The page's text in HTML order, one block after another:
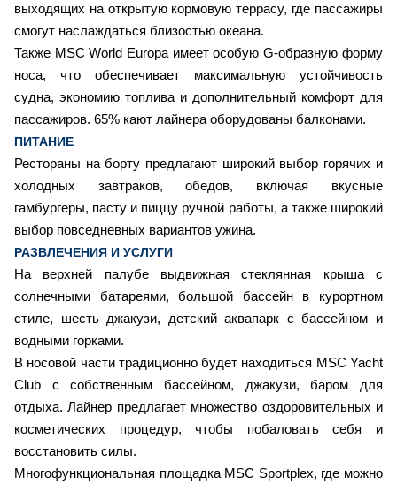
выходящих на открытую кормовую террасу, где пассажиры
смогут наслаждаться близостью океана.
Также MSC World Europa имеет особую G-образную форму
носа, что обеспечивает максимальную устойчивость
судна, экономию топлива и дополнительный комфорт для
пассажиров. 65% кают лайнера оборудованы балконами.
ПИТАНИЕ
Рестораны на борту предлагают широкий выбор горячих и
холодных завтраков, обедов, включая вкусные
гамбургеры, пасту и пиццу ручной работы, а также широкий
выбор повседневных вариантов ужина.
РАЗВЛЕЧЕНИЯ И УСЛУГИ
На верхней палубе выдвижная стеклянная крыша с
солнечными батареями, большой бассейн в курортном
стиле, шесть джакузи, детский аквапарк с бассейном и
водными горками.
В носовой части традиционно будет находиться MSC Yacht
Club с собственным бассейном, джакузи, баром для
отдыха. Лайнер предлагает множество оздоровительных и
косметических процедур, чтобы побаловать себя и
восстановить силы.
Многофункциональная площадка MSC Sportplex, где можно